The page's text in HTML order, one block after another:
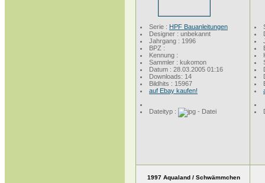
Serie : HPF Bauanleitungen
Designer : unbekannt
Jahrgang : 1996
BPZ :
Kennung :
Sammler : kukomon
Datum : 28.03.2005 01:16
Downloads: 14
Bildhits : 15967
auf Ebay kaufen!
Dateityp :
1997 Aqualand / Schwämmchen